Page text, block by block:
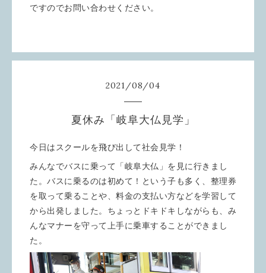
ですのでお問い合わせください。
2021/08/04
夏休み「岐阜大仏見学」
今日はスクールを飛び出して社会見学！
みんなでバスに乗って「岐阜大仏」を見に行きまし
た。バスに乗るのは初めて！という子も多く、整理券
を取って乗ることや、料金の支払い方などを学習して
から出発しました。ちょっとドキドキしながらも、み
んなマナーを守って上手に乗車することができまし
た。